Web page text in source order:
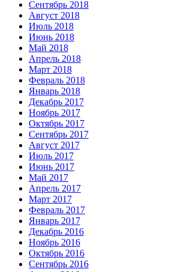
Сентябрь 2018
Август 2018
Июль 2018
Июнь 2018
Май 2018
Апрель 2018
Март 2018
Февраль 2018
Январь 2018
Декабрь 2017
Ноябрь 2017
Октябрь 2017
Сентябрь 2017
Август 2017
Июль 2017
Июнь 2017
Май 2017
Апрель 2017
Март 2017
Февраль 2017
Январь 2017
Декабрь 2016
Ноябрь 2016
Октябрь 2016
Сентябрь 2016